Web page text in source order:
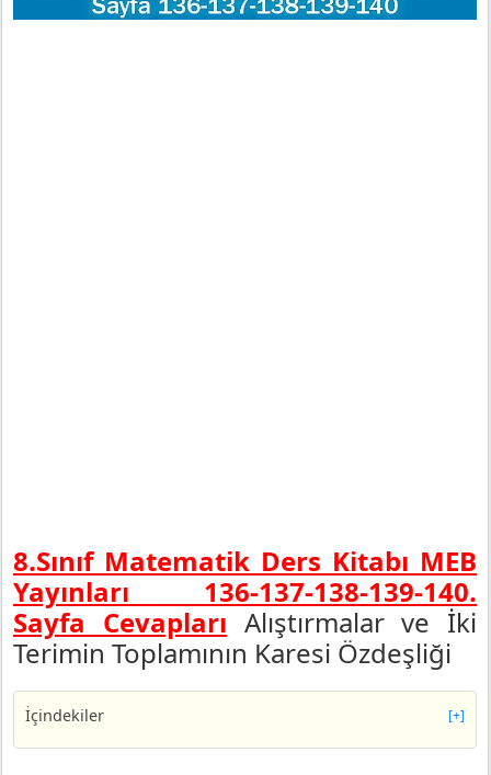
8.Sınıf Matematik Ders Kitabı MEB
Yayınları 136-137-138-139-140.
Sayfa Cevapları Alıştırmalar ve İki
Terimin Toplamının Karesi Özdeşliği
İçindekiler [+]
8. Sınıf Matematik Ders Kitabı Sayfa 136 Cevapları MEB